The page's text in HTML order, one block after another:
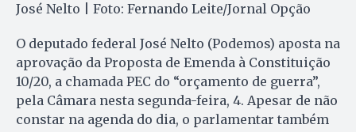
José Nelto | Foto: Fernando Leite/Jornal Opção
O deputado federal José Nelto (Podemos) aposta na
aprovação da Proposta de Emenda à Constituição
10/20, a chamada PEC do “orçamento de guerra”,
pela Câmara nesta segunda-feira, 4. Apesar de não
constar na agenda do dia, o parlamentar também